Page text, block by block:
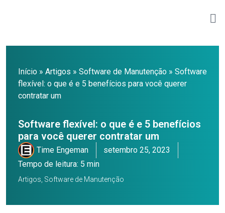
Início » Artigos » Software de Manutenção » Software
flexível: o que é e 5 benefícios para você querer
contratar um
Software flexível: o que é e 5 benefícios
para você querer contratar um
Time Engeman
setembro 25, 2023
Tempo de leitura: 5 min
Artigos Software de Manutenção